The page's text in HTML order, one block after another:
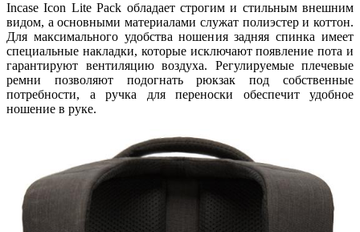
Incase Icon Lite Pack обладает строгим и стильным внешним
видом, а основными материалами служат полиэстер и коттон.
Для максимального удобства ношения задняя спинка имеет
специальные накладки, которые исключают появление пота и
гарантируют вентиляцию воздуха. Регулируемые плечевые
ремни позволяют подогнать рюкзак под собственные
потребности, а ручка для переноски обеспечит удобное
ношение в руке.